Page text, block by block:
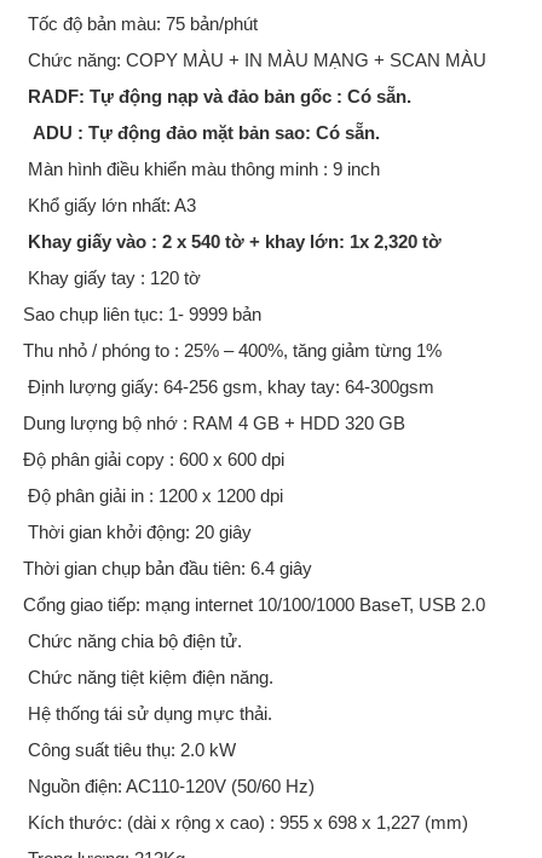
Tốc độ bản màu: 75 bản/phút
Chức năng: COPY MÀU + IN MÀU MẠNG + SCAN MÀU
RADF: Tự động nạp và đảo bản gốc : Có sẵn.
ADU : Tự động đảo mặt bản sao: Có sẵn.
Màn hình điều khiển màu thông minh : 9 inch
Khổ giấy lớn nhất: A3
Khay giấy vào : 2 x 540 tờ + khay lớn: 1x 2,320 tờ
Khay giấy tay : 120 tờ
Sao chụp liên tục: 1- 9999 bản
Thu nhỏ / phóng to : 25% – 400%, tăng giảm từng 1%
Định lượng giấy: 64-256 gsm, khay tay: 64-300gsm
Dung lượng bộ nhớ : RAM 4 GB + HDD 320 GB
Độ phân giải copy : 600 x 600 dpi
Độ phân giải in : 1200 x 1200 dpi
Thời gian khởi động: 20 giây
Thời gian chụp bản đầu tiên: 6.4 giây
Cổng giao tiếp: mạng internet 10/100/1000 BaseT, USB 2.0
Chức năng chia bộ điện tử.
Chức năng tiệt kiệm điện năng.
Hệ thống tái sử dụng mực thải.
Công suất tiêu thụ: 2.0 kW
Nguồn điện: AC110-120V (50/60 Hz)
Kích thước: (dài x rộng x cao) : 955 x 698 x 1,227 (mm)